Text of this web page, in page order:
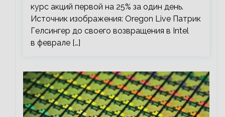
курс акций первой на 25% за один день.
Источник изображения: Oregon Live Патрик
Гелсингер до своего возвращения в Intel
в феврале […]